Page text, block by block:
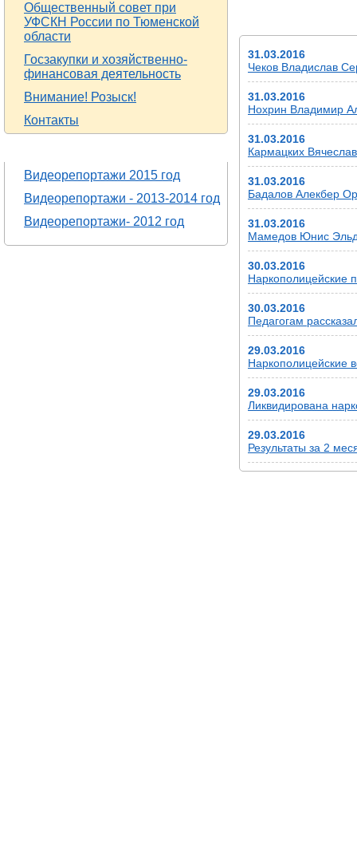
31.03.2016
Чеков Владислав
31.03.2016
Нохрин Владимир
31.03.2016
Кармацких
31.03.2016
Бадалов Алекбер
31.03.2016
Мамедов Юнис
30.03.2016
Наркополицейские
30.03.2016
Педагогам
29.03.2016
Наркополицейские
29.03.2016
Ликвидирована
29.03.2016
Результаты за 2
Общественный совет при
УФСКН России по Тюменской
области
Госзакупки и хозяйственно-
финансовая деятельность
Внимание! Розыск!
Контакты
Видеорепортажи 2015 год
Видеорепортажи - 2013-2014 год
Видеорепортажи- 2012 год